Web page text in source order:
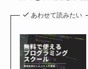
あわせて読みたい